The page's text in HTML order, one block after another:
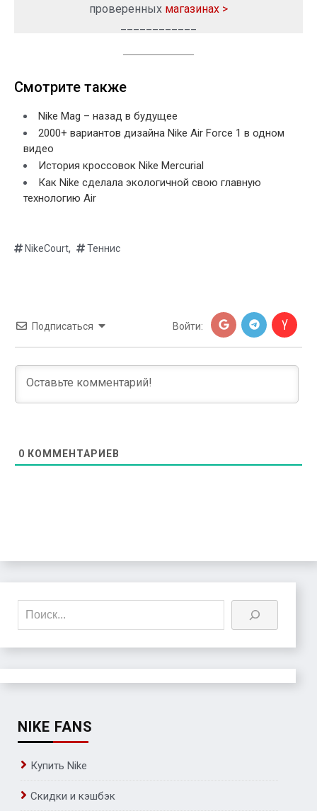
проверенных магазинах >
Смотрите также
Nike Mag – назад в будущее
2000+ вариантов дизайна Nike Air Force 1 в одном
видео
История кроссовок Nike Mercurial
Как Nike сделала экологичной свою главную
технологию Air
NikeCourt, Теннис
Подписаться Войти:
0 КОММЕНТАРИЕВ
Поиск
NIKE FANS
Купить Nike
Скидки и кэшбэк